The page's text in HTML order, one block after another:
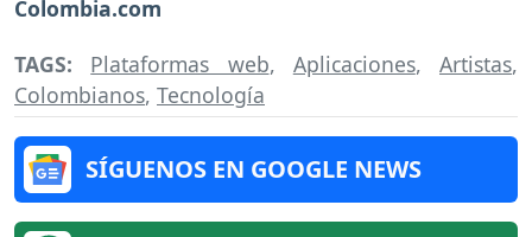
Colombia.com
TAGS: Plataformas web, Aplicaciones, Artistas,
Colombianos, Tecnología
SÍGUENOS EN GOOGLE NEWS